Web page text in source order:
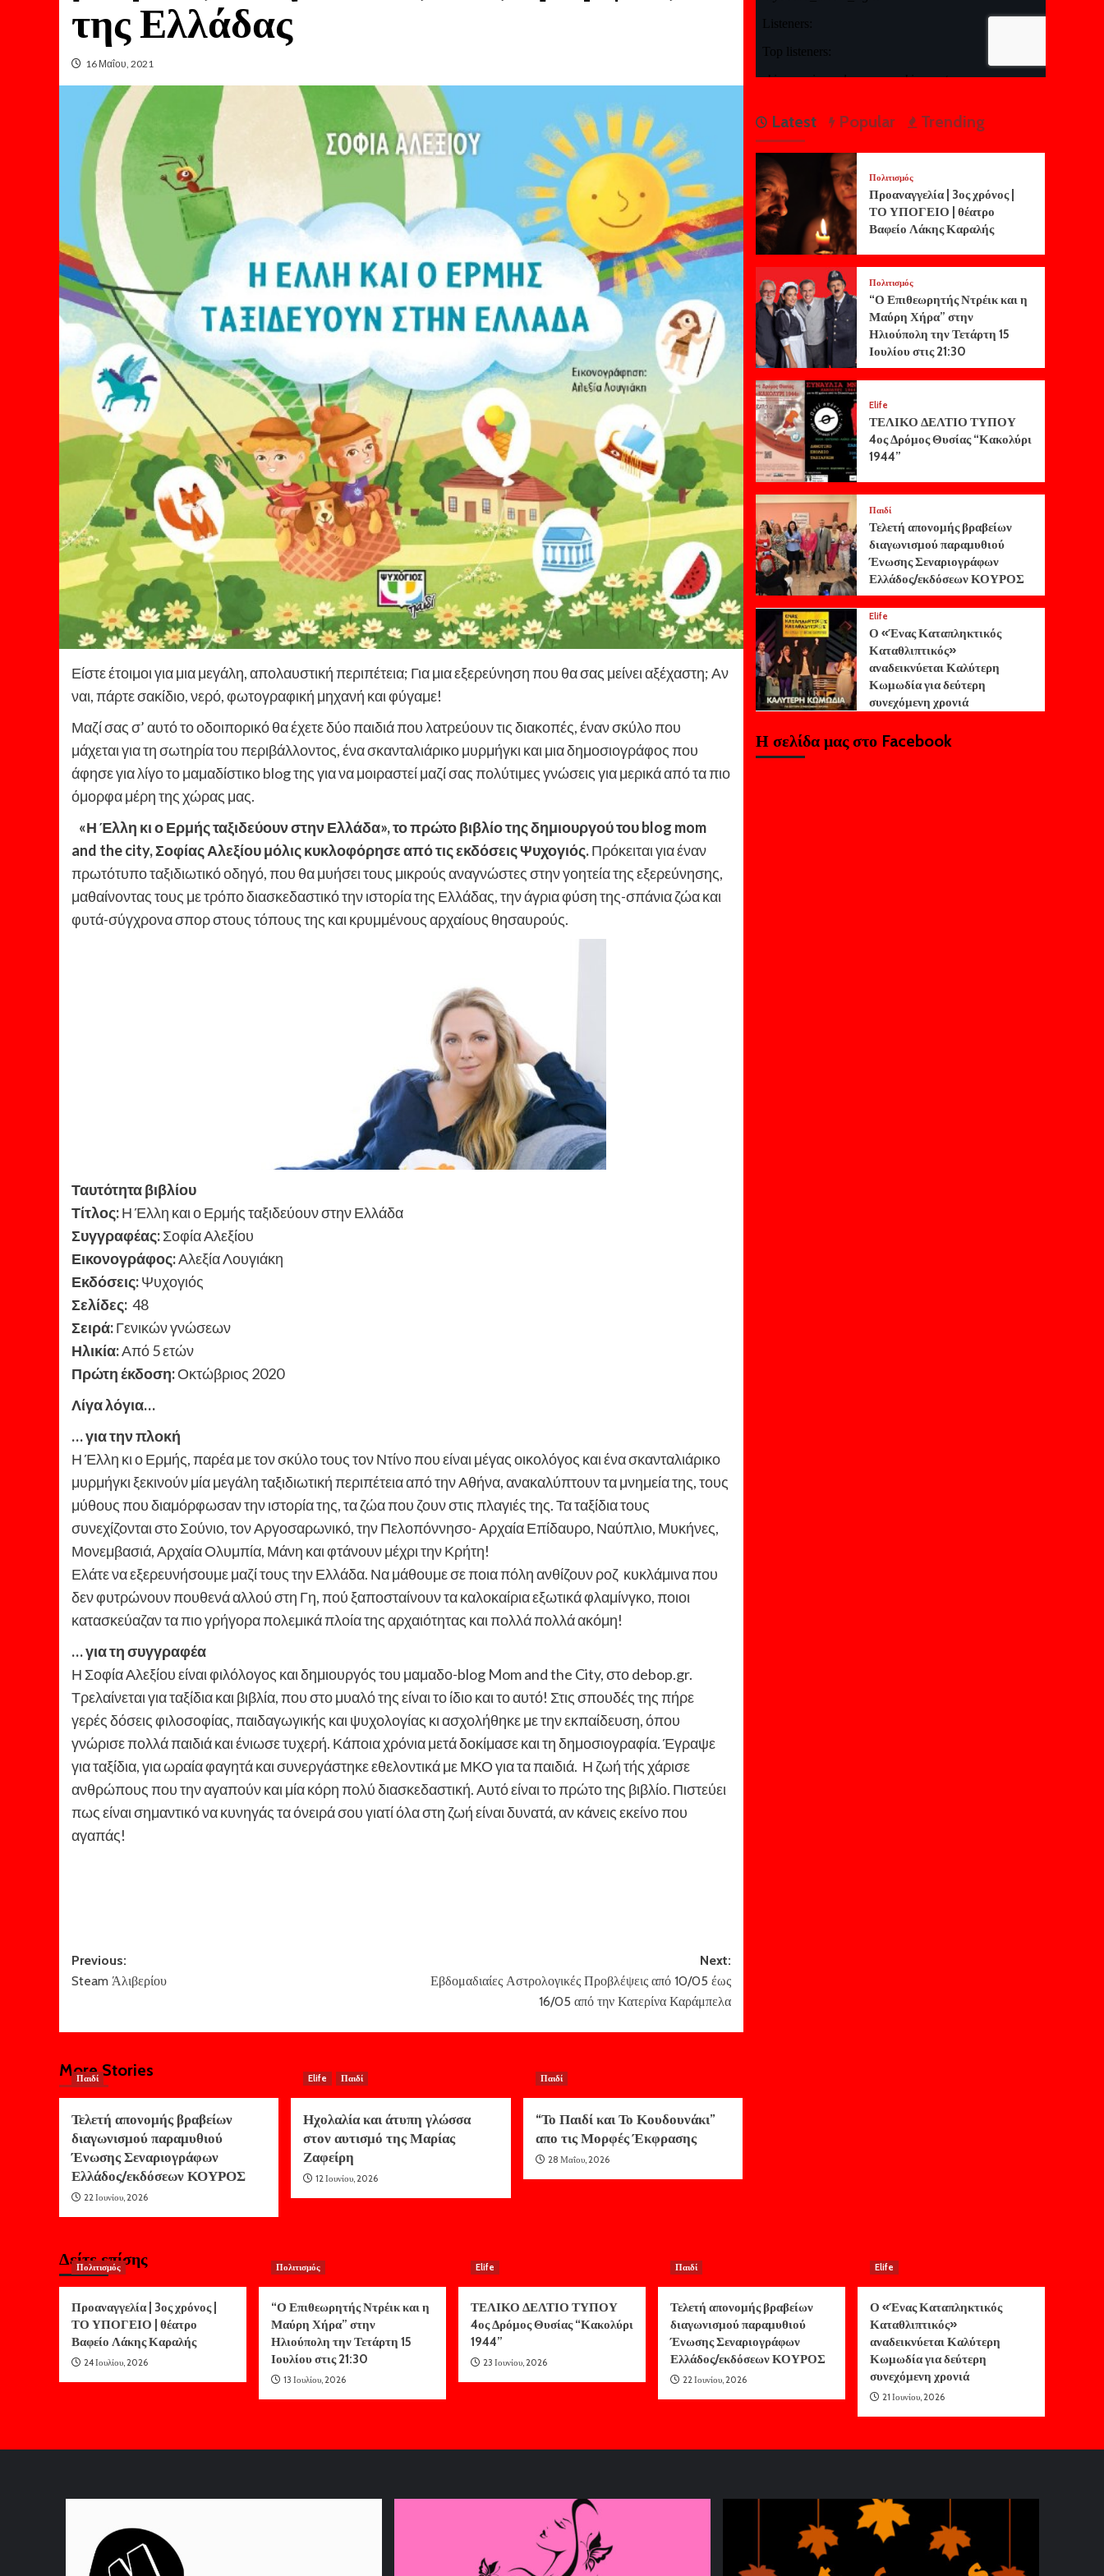
της Ελλάδας
16 Μαΐου, 2021
Είστε έτοιμοι για μια μεγάλη, απολαυστική περιπέτεια; Για μια εξερεύνηση που θα σας μείνει αξέχαστη; Αν
ναι, πάρτε σακίδιο, νερό, φωτογραφική μηχανή και φύγαμε!
Μαζί σας σ’ αυτό το οδοιπορικό θα έχετε δύο παιδιά που λατρεύουν τις διακοπές, έναν σκύλο που
μάχεται για τη σωτηρία του περιβάλλοντος, ένα σκανταλιάρικο μυρμήγκι και μια δημοσιογράφος που
άφησε για λίγο το μαμαδίστικο blog της για να μοιραστεί μαζί σας πολύτιμες γνώσεις για μερικά από τα πιο
όμορφα μέρη της χώρας μας.
«Η Έλλη κι ο Ερμής ταξιδεύουν στην Ελλάδα», το πρώτο βιβλίο της δημιουργού τουblog mom
and thecity, Σοφίας Αλεξίου μόλις κυκλοφόρησε από τις εκδόσεις Ψυχογιός.Πρόκειται για έναν
πρωτότυπο ταξιδιωτικό οδηγό, που θα μυήσει τους μικρούς αναγνώστες στην γοητεία της εξερεύνησης,
μαθαίνοντας τους με τρόπο διασκεδαστικό την ιστορία της Ελλάδας, την άγρια φύση της-σπάνια ζώα και
φυτά-σύγχρονα σπορ στους τόπους της και κρυμμένους αρχαίους θησαυρούς.
Ταυτότητα βιβλίου
Τίτλος:Η Έλλη και ο Ερμής ταξιδεύουν στην Ελλάδα
Συγγραφέας:Σοφία Αλεξίου
Εικονογράφος:Αλεξία Λουγιάκη
Εκδόσεις:Ψυχογιός
Σελίδες: 48
Σειρά:Γενικών γνώσεων
Ηλικία:Από 5 ετών
Πρώτη έκδοση:Οκτώβριος 2020
Λίγα λόγια…
… για την πλοκή
Η Έλλη κι ο Ερμής, παρέα με τον σκύλο τους τον Ντίνο που είναι μέγας οικολόγος και ένα σκανταλιάρικο
μυρμήγκι ξεκινούν μία μεγάλη ταξιδιωτική περιπέτεια από την Αθήνα, ανακαλύπτουν τα μνημεία της, τους
μύθους που διαμόρφωσαν την ιστορία της, τα ζώα που ζουν στις πλαγιές της. Τα ταξίδια τους
συνεχίζονται στο Σούνιο, τον Αργοσαρωνικό, την Πελοπόννησο- Αρχαία Επίδαυρο, Ναύπλιο, Μυκήνες,
Μονεμβασιά, Αρχαία Ολυμπία, Μάνη και φτάνουν μέχρι την Κρήτη!
Ελάτε να εξερευνήσουμε μαζί τους την Ελλάδα. Να μάθουμε σε ποια πόλη ανθίζουν ροζ κυκλάμινα που
δεν φυτρώνουν πουθενά αλλού στη Γη, πού ξαποσταίνουν τα καλοκαίρια εξωτικά φλαμίνγκο, ποιοι
κατασκεύαζαν τα πιο γρήγορα πολεμικά πλοία της αρχαιότητας και πολλά πολλά ακόμη!
… για τη συγγραφέα
Η Σοφία Αλεξίου είναι φιλόλογος και δημιουργός του μαμαδο-blog Mom and the City, στο debop.gr.
Τρελαίνεται για ταξίδια και βιβλία, που στο μυαλό της είναι το ίδιο και το αυτό! Στις σπουδές της πήρε
γερές δόσεις φιλοσοφίας, παιδαγωγικής και ψυχολογίας κι ασχολήθηκε με την εκπαίδευση, όπου
γνώρισε πολλά παιδιά και ένιωσε τυχερή. Κάποια χρόνια μετά δοκίμασε και τη δημοσιογραφία. Έγραψε
για ταξίδια, για ωραία φαγητά και συνεργάστηκε εθελοντικά με ΜΚΟ για τα παιδιά. Η ζωή τής χάρισε
ανθρώπους που την αγαπούν και μία κόρη πολύ διασκεδαστική. Αυτό είναι το πρώτο της βιβλίο. Πιστεύει
πως είναι σημαντικό να κυνηγάς τα όνειρά σου γιατί όλα στη ζωή είναι δυνατά, αν κάνεις εκείνο που
αγαπάς!
Post
navigation
Previous:
Steam Άλιβερίου
Next:
Εβδομαδιαίες Αστρολογικές Προβλέψεις από 10/05 έως
16/05 από την Κατερίνα Καράμπελα
More Stories
Παιδί
Τελετή απονομής βραβείων
διαγωνισμού παραμυθιού
Ένωσης Σεναριογράφων
Ελλάδος/εκδόσεων ΚΟΥΡΟΣ
22 Ιουνίου, 2026
Elife Παιδί
Ηχολαλία και άτυπη γλώσσα
στον αυτισμό της Μαρίας
Ζαφείρη
12 Ιουνίου, 2026
Παιδί
“Το Παιδί και Το Κουδουνάκι”
απο τις Μορφές Έκφρασης
28 Μαΐου, 2026
Latest Popular Trending
Πολιτισμός
Προαναγγελία | 3ος χρόνος |
ΤΟ ΥΠΟΓΕΙΟ | θέατρο
Βαφείο Λάκης Καραλής
Πολιτισμός
“Ο Επιθεωρητής Ντρέικ και η
Μαύρη Χήρα” στην
Ηλιούπολη την Τετάρτη 15
Ιουλίου στις 21:30
Elife
ΤΕΛΙΚΟ ΔΕΛΤΙΟ ΤΥΠΟΥ
4ος Δρόμος Θυσίας “Κακολύρι
1944”
Παιδί
Τελετή απονομής βραβείων
διαγωνισμού παραμυθιού
Ένωσης Σεναριογράφων
Ελλάδος/εκδόσεων ΚΟΥΡΟΣ
Elife
Ο «Ένας Καταπληκτικός
Καταθλιπτικός»
αναδεικνύεται Καλύτερη
Κωμωδία για δεύτερη
συνεχόμενη χρονιά
Η σελίδα μας στο Facebook
Δείτε επίσης
Πολιτισμός
Προαναγγελία | 3ος χρόνος |
ΤΟ ΥΠΟΓΕΙΟ | θέατρο
Βαφείο Λάκης Καραλής
24 Ιουλίου, 2026
Πολιτισμός
“Ο Επιθεωρητής Ντρέικ και η
Μαύρη Χήρα” στην
Ηλιούπολη την Τετάρτη 15
Ιουλίου στις 21:30
13 Ιουλίου, 2026
Elife
ΤΕΛΙΚΟ ΔΕΛΤΙΟ ΤΥΠΟΥ
4ος Δρόμος Θυσίας “Κακολύρι
1944”
23 Ιουνίου, 2026
Παιδί
Τελετή απονομής βραβείων
διαγωνισμού παραμυθιού
Ένωσης Σεναριογράφων
Ελλάδος/εκδόσεων ΚΟΥΡΟΣ
22 Ιουνίου, 2026
Elife
Ο «Ένας Καταπληκτικός
Καταθλιπτικός»
αναδεικνύεται Καλύτερη
Κωμωδία για δεύτερη
συνεχόμενη χρονιά
21 Ιουνίου, 2026